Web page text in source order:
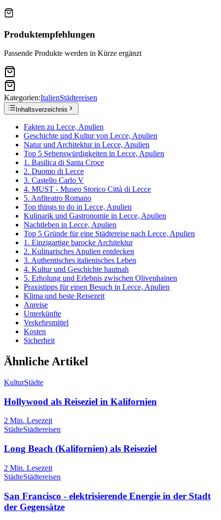
Produktempfehlungen
Passende Produkte werden in Kürze ergänzt
Kategorien:ItalienStädtereisen
Inhaltsverzeichnis
Fakten zu Lecce, Apulien
Geschichte und Kultur von Lecce, Apulien
Natur und Architektur in Lecce, Apulien
Top 5 Sehenswürdigkeiten in Lecce, Apulien
1. Basilica di Santa Croce
2. Duomo di Lecce
3. Castello Carlo V
4. MUST - Museo Storico Città di Lecce
5. Anfiteatro Romano
Top things to do in Lecce, Apulien
Kulinarik und Gastronomie in Lecce, Apulien
Nachtleben in Lecce, Apulien
Top 5 Gründe für eine Städtereise nach Lecce, Apulien
1. Einzigartige barocke Architektur
2. Kulinarisches Apulien entdecken
3. Authentisches italienisches Leben
4. Kultur und Geschichte hautnah
5. Erholung und Erlebnis zwischen Olivenhainen
Praxistipps für einen Besuch in Lecce, Apulien
Klima und beste Reisezeit
Anreise
Unterkünfte
Verkehrsmittel
Kosten
Sicherheit
Ähnliche Artikel
KulturStädte
Hollywood als Reiseziel in Kalifornien
2 Min. Lesezeit
StädteStädtereisen
Long Beach (Kalifornien) als Reiseziel
2 Min. Lesezeit
StädteStädtereisen
San Francisco - elektrisierende Energie in der Stadt
der Gegensätze